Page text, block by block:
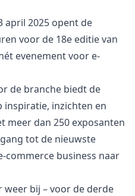
april 2025 opent de
voor de 18e editie van
evenement voor e-
de branche biedt de
inspiratie, inzichten en
meer dan 250 exposanten
tot de nieuwste
commerce business naar
weer bij – voor de derde